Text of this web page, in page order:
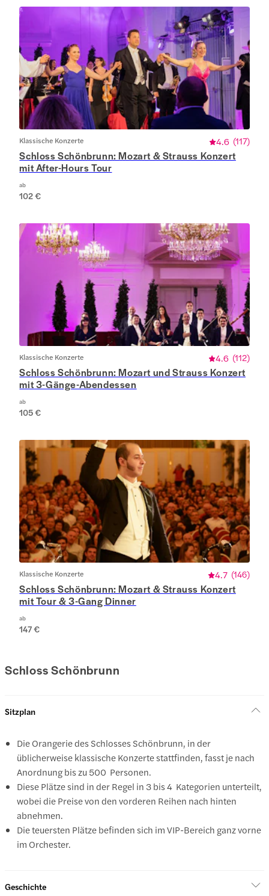
Klassische Konzerte 4.6 (117)
Schloss Schönbrunn: Mozart & Strauss Konzert
mit After-Hours Tour
ab
102 €
Klassische Konzerte 4.6 (112)
Schloss Schönbrunn: Mozart und Strauss Konzert
mit 3-Gänge-Abendessen
ab
105 €
Klassische Konzerte 4.7 (146)
Schloss Schönbrunn: Mozart & Strauss Konzert
mit Tour & 3-Gang Dinner
ab
147 €
Schloss Schönbrunn
Sitzplan
Die Orangerie des Schlosses Schönbrunn, in der
üblicherweise klassische Konzerte stattfinden, fasst je nach
Anordnung bis zu 500 Personen.
Diese Plätze sind in der Regel in 3 bis 4 Kategorien unterteilt,
wobei die Preise von den vorderen Reihen nach hinten
abnehmen.
Die teuersten Plätze befinden sich im VIP-Bereich ganz vorne
im Orchester.
Geschichte